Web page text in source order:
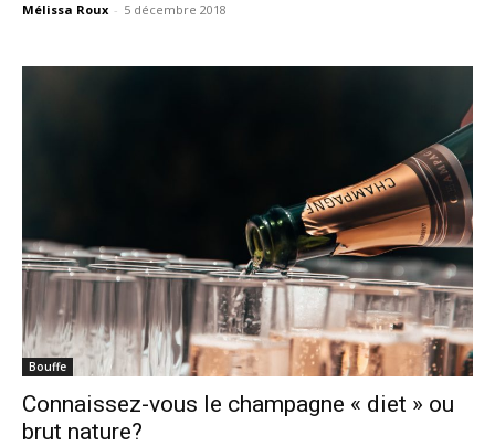
Mélissa Roux - 5 décembre 2018
Bouffe
Connaissez-vous le champagne « diet » ou
brut nature?